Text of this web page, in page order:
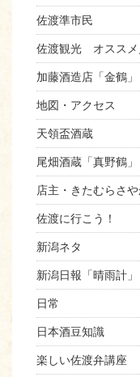
佐渡準市民
佐渡観光 オススメ
加藤酒造店「金鶴」
地図・アクセス
天領盃酒蔵
尾畑酒蔵「真野鶴」
店主・きたむらさ
佐渡に行こう！
新潟ネタ
新潟日報「晴雨計」
日常
日本酒豆知識
楽しい佐渡弁講座